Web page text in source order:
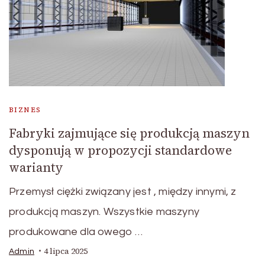
BIZNES
Fabryki zajmujące się produkcją maszyn
dysponują w propozycji standardowe
warianty
Przemysł ciężki związany jest , między innymi, z
produkcją maszyn. Wszystkie maszyny
produkowane dla owego …
Admin 4 lipca 2025